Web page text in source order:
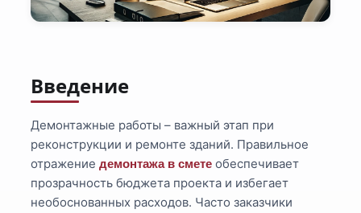
Введение
Демонтажные работы – важный этап при
реконструкции и ремонте зданий. Правильное
отражениедемонтажа в смете обеспечивает
прозрачность бюджета проекта и избегает
необоснованных расходов. Часто заказчики